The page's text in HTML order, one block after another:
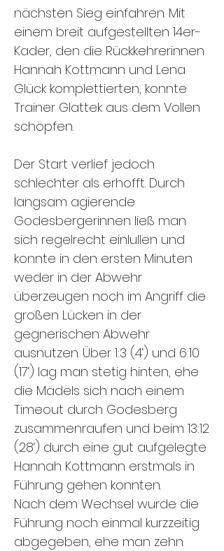
nächsten Sieg einfahren. Mit
einem breit aufgestellten 14er-
Kader, den die Rückkehrerinnen
Hannah Kottmann und Lena
Glück komplettierten, konnte
Trainer Glattek aus dem Vollen
schöpfen.
Der Start verlief jedoch
schlechter als erhofft. Durch
langsam agierende
Godesbergerinnen ließ man
sich regelrecht einlullen und
konnte in den ersten Minuten
weder in der Abwehr
überzeugen noch im Angriff die
großen Lücken in der
gegnerischen Abwehr
ausnutzen. Über 1:3 (4‘) und 6:10
(17‘) lag man stetig hinten, ehe
die Mädels sich nach einem
Timeout durch Godesberg
zusammenraufen und beim 13:12
(28‘) durch eine gut aufgelegte
Hannah Kottmann erstmals in
Führung gehen konnten.
Nach dem Wechsel wurde die
Führung noch einmal kurzzeitig
abgegeben, ehe man zehn